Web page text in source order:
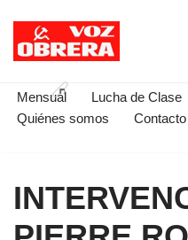
Saltar
contenido
Mensual Lucha de Clase
Quiénes somos
Contacto